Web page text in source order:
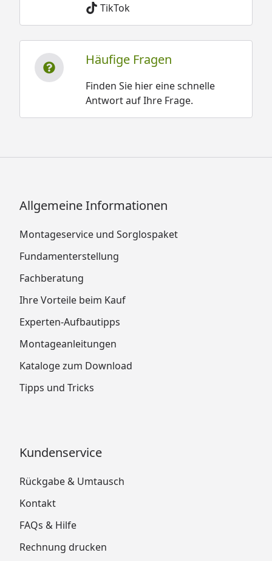
TikTok
Häufige Fragen
Finden Sie hier eine schnelle
Antwort auf Ihre Frage.
Allgemeine Informationen
Montageservice und Sorglospaket
Fundamenterstellung
Fachberatung
Ihre Vorteile beim Kauf
Experten-Aufbautipps
Montageanleitungen
Kataloge zum Download
Tipps und Tricks
Kundenservice
Rückgabe & Umtausch
Kontakt
FAQs & Hilfe
Rechnung drucken